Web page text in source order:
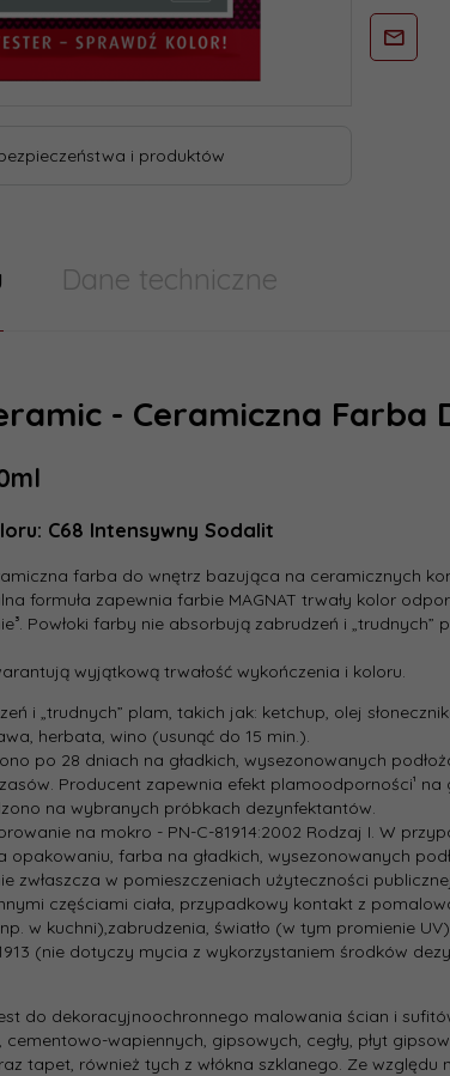
i produktów
Dane techniczne
- Ceramiczna Farba
C68 Intensywny Sodalit
farba do wnętrz bazująca na ceramicznych
formuła zapewnia farbie MAGNAT trwały kolor
Powłoki farby nie absorbują zabrudzeń i „trudnych”
wyjątkową trwałość wykończenia i koloru.
i „trudnych” plam, takich jak: ketchup, olej
herbata, wino (usunąć do 15 min.).
po 28 dniach na gładkich, wysezonowanych
Producent zapewnia efekt plamoodporności¹ na
na wybranych próbkach dezynfektantów.
na mokro - PN-C-81914:2002 Rodzaj I. W
opakowaniu, farba na gładkich, wysezonowanych
zwłaszcza w pomieszczeniach użyteczności
częściami ciała, przypadkowy kontakt z
w kuchni),zabrudzenia, światło (w tym promienie
(nie dotyczy mycia z wykorzystaniem środków
do dekoracyjno­ochronnego malowania ścian i
wapiennych, gipsowych, cegły, płyt
tapet, również tych z włókna szklanego. Ze względu
Farby
[l]:
Gama
Kolor
producenta:
Rodzaj:
Typ:
Stopień
połysku:
[m2/l]: